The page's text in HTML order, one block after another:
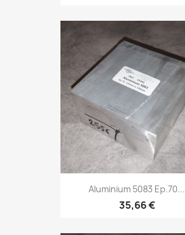
Aluminium 5083 Ep.70...
35,66 €